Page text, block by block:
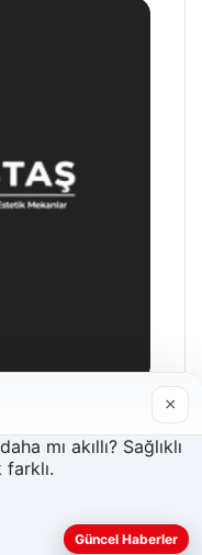
×
Güncel Haberler